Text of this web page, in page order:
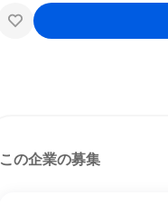
この企業の募集